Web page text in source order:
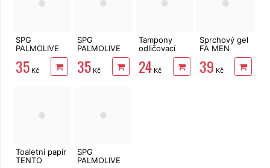
SPG
PALMOLIVE
Energising
3v1 250 ml
35 Kč
SPG
PALMOLIVE
Sensitive 250
ml
35Kč
Tampony
odličovací
LINTEO 120
ks
24Kč
Sprchový gel
FA MEN
Sport Power
Boost 250 ml
39 Kč
Toaletní papír
TENTO
SPG
PALMOLIVE